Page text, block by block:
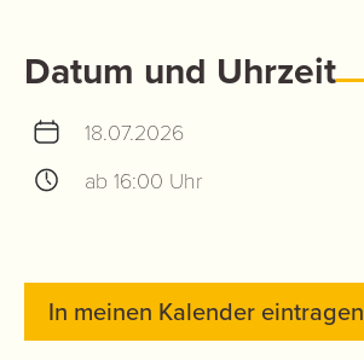
Datum und Uhrzeit
18.07.2026
ab 16:00 Uhr
In meinen Kalender eintragen